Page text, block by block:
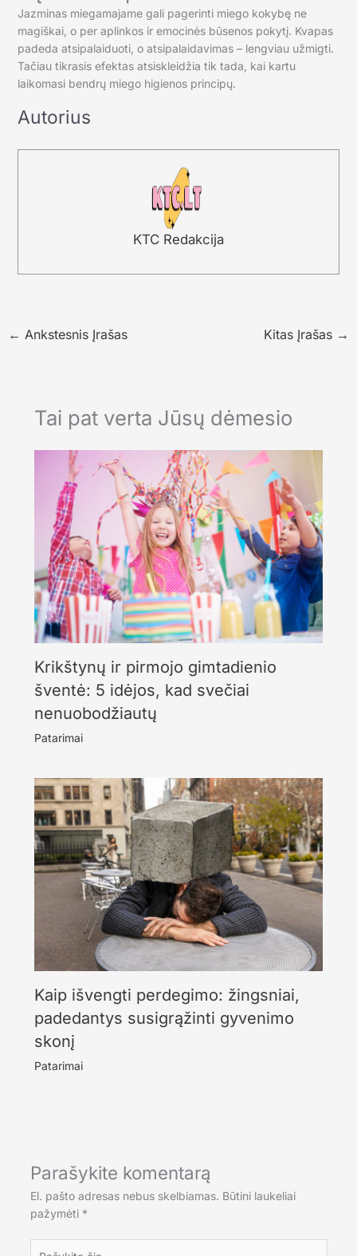
Jazminas miegamajame gali pagerinti miego kokybę ne
magiškai, o per aplinkos ir emocinės būsenos pokytį. Kvapas
padeda atsipalaiduoti, o atsipalaidavimas – lengviau užmigti.
Tačiau tikrasis efektas atsiskleidžia tik tada, kai kartu
laikomasi bendrų miego higienos principų.
Autorius
KTC Redakcija
← Ankstesnis Įrašas Kitas Įrašas →
Tai pat verta Jūsų dėmesio
Krikštynų ir pirmojo gimtadienio
šventė: 5 idėjos, kad svečiai
nenuobodžiautų
Patarimai
Kaip išvengti perdegimo: žingsniai,
padedantys susigrąžinti gyvenimo
skonį
Patarimai
Parašykite komentarą
El. pašto adresas nebus skelbiamas. Būtini laukeliai
pažymėti *